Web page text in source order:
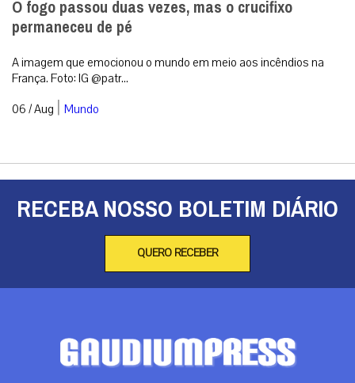
O fogo passou duas vezes, mas o crucifixo
permaneceu de pé
A imagem que emocionou o mundo em meio aos incêndios na
França. Foto: IG @patr...
06 / Aug | Mundo
RECEBA NOSSO BOLETIM DIÁRIO
QUERO RECEBER